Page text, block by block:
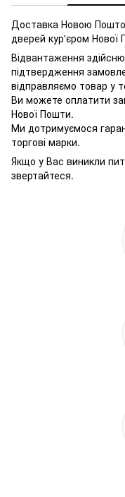
Доставка Новою
дверей кур'єром Нової
Відвантаження
підтвердження
відправляємо товар у
Ви можете оплатити
Нової Пошти.
Ми дотримуємося
торгові марки.
Якщо у Вас виникли
звертайтеся.